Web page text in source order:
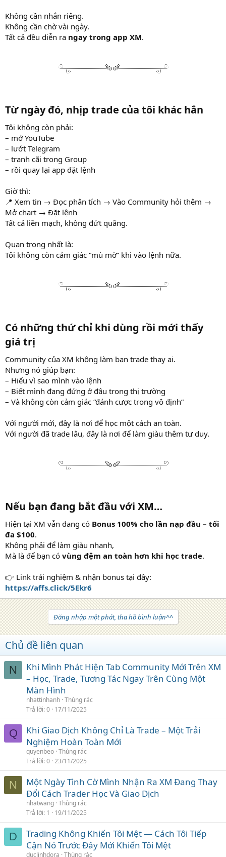
Không cần nhắn riêng.
Không cần chờ vài ngày.
Tất cả đều diễn ra ngay trong app XM.
Từ ngày đó, nhịp trade của tôi khác hẳn
Tôi không còn phải:
– mở YouTube
– lướt Telegram
– tranh cãi trong Group
– rồi quay lại app đặt lệnh
Giờ thì:
📍 Xem tin → Đọc phân tích → Vào Community hỏi thêm →
Mở chart → Đặt lệnh
Tất cả liền mạch, không đứt quãng.
Quan trọng nhất là:
Tôi không còn cảm giác “mù mờ” khi vào lệnh nữa.
Có những thứ chỉ khi dùng rồi mới thấy
giá trị
Community của XM không làm bạn trade thay ai.
Nhưng nó giúp bạn:
– Hiểu vì sao mình vào lệnh
– Biết mình đang đứng ở đâu trong thị trường
– Và không còn cảm giác “đánh cược trong vô định”
Với người mới, đây là nơi để học một cách an toàn.
Với người đã trade lâu, đây là nơi để làm giàu thêm tư duy.
Nếu bạn đang bắt đầu với XM…
Hiện tại XM vẫn đang có Bonus 100% cho lần nạp đầu – tối
đa $100.
Không phải để làm giàu nhanh,
Mà là để bạn có vùng đệm an toàn hơn khi học trade.
👉 Link trải nghiệm & nhận bonus tại đây:
https://affs.click/5Ekr6
Đăng nhập một phát, tha hồ bình luận^^
Chủ đề liên quan
N
Khi Mình Phát Hiện Tab Community Mới Trên XM
– Học, Trade, Tương Tác Ngay Trên Cùng Một
Màn Hình
nhattinhanh Thùng rác
Trả lời 0 17/11/2025
Q
Khi Giao Dịch Không Chỉ Là Trade – Một Trải
Nghiệm Hoàn Toàn Mới
quyenbeo Thùng rác
Trả lời 0 23/11/2025
N
Một Ngày Tình Cờ Mình Nhận Ra XM Đang Thay
Đổi Cách Trader Học Và Giao Dịch
nhatwang Thùng rác
Trả lời 1 19/11/2025
D
Trading Không Khiến Tôi Mệt — Cách Tôi Tiếp
Cận Nó Trước Đây Mới Khiến Tôi Mệt
duclinhdora Thùng rác